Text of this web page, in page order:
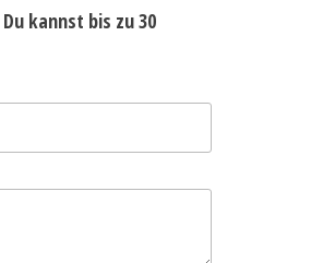
Du kannst bis zu 30